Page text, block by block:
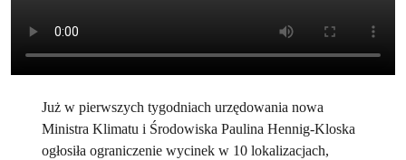
Już w pierwszych tygodniach urzędowania nowa
Ministra Klimatu i Środowiska Paulina Hennig-Kloska
ogłosiła ograniczenie wycinek w 10 lokalizacjach,